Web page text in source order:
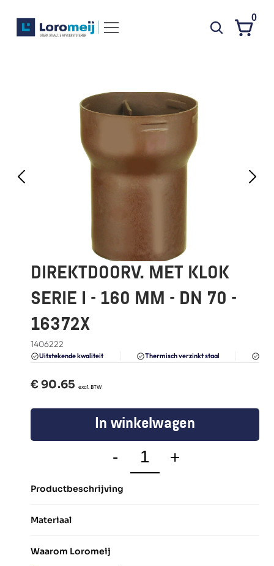
FAQ
Blogs
0
DIREKTDOORV. MET KLOK
SERIE I - 160 MM - DN 70 -
16372X
1406222
Uitstekende kwaliteit Thermisch verzinkt staal
€ 90.65
  excl. BTW
In winkelwagen
- +
Productbeschrijving
Materiaal
Waarom Loromeij